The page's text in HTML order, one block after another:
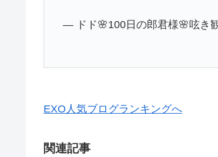
— ドド🌸100日の郎君様🌸呟き
EXO人気ブログランキングへ
関連記事